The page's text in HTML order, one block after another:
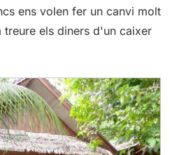
ens volen fer un canvi molt
els diners d'un caixer